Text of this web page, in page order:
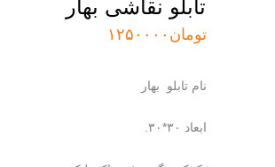
تابلو نقاشی بهار
تومان ۱۲۵۰۰۰۰
نام تابلو بهار
ابعاد ۳۰*۳۰.